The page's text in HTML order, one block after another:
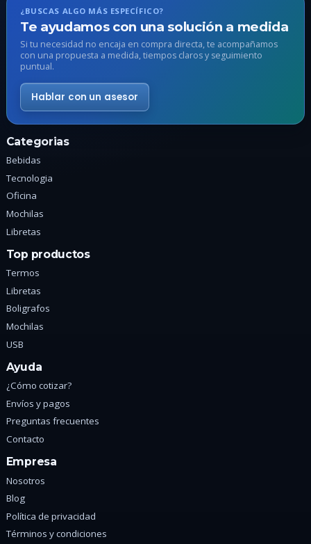
pueden
elegir
en
la
de
producto
¿BUSCAS ALGO MÁS ESPECÍFICO?
Te ayudamos con una solución a medida
Si tu necesidad no encaja en compra directa, te acompañamos
con una propuesta a medida, tiempos claros y seguimiento
puntual.
Hablar con un asesor
Categorias
Bebidas
Tecnologia
Oficina
Mochilas
Libretas
Top productos
Termos
Libretas
Boligrafos
Mochilas
USB
Ayuda
¿Cómo cotizar?
Envíos y pagos
Preguntas frecuentes
Contacto
Empresa
Nosotros
Blog
Política de privacidad
Términos y condiciones